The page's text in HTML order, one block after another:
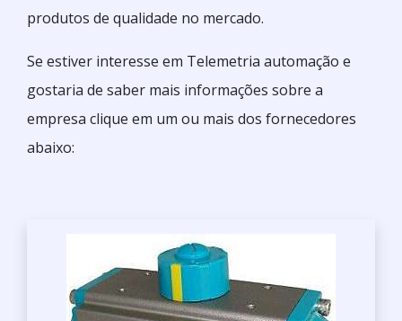
produtos de qualidade no mercado.
Se estiver interesse em Telemetria automação e
gostaria de saber mais informações sobre a
empresa clique em um ou mais dos fornecedores
abaixo: